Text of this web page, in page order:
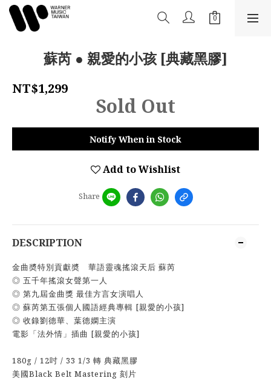
蘇芮 ● 親愛的小孩 [典藏黑膠]
NT$1,299
Sold Out
Notify When in Stock
Add to Wishlist
Share
DESCRIPTION
金曲奬特別貢獻奬 華語靈魂搖滾天后 蘇芮
◎ 五千年搖滾女聲第一人
◎ 第九屆金曲獎 最佳方言女演唱人
◎ 蘇芮第五張個人國語經典專輯 [親愛的小孩]
◎ 收錄劉德華、葉德嫻主演
電影「法外情」插曲 [親愛的小孩]
180g / 12吋 / 33 1/3 轉 典藏黑膠
美國Black Belt Mastering 刻片